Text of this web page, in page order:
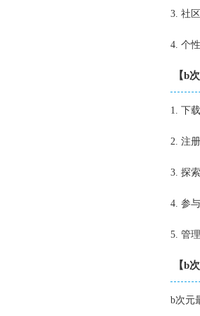
3. 社
4. 个
【b
1. 下
2. 注
3. 探
4. 参
5. 管
【b
b次元